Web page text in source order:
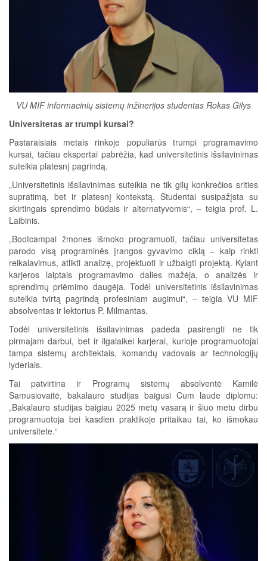
VU MIF informacinių sistemų inžinerijos studentas Rokas Gilys
Universitetas ar trumpi kursai?
Pastaraisiais metais rinkoje populiarūs trumpi programavimo
kursai, tačiau ekspertai pabrėžia, kad universitetinis išsilavinimas
suteikia platesnį pagrindą.
„Universitetinis išsilavinimas suteikia ne tik gilų konkrečios srities
supratimą, bet ir platesnį kontekstą. Studentai susipažįsta su
skirtingais sprendimo būdais ir alternatyvomis“, – teigia prof. L.
Laibinis.
„Bootcampai žmones išmoko programuoti, tačiau universitetas
parodo visą programinės įrangos gyvavimo ciklą – kaip rinkti
reikalavimus, atlikti analizę, projektuoti ir užbaigti projektą. Kylant
karjeros laiptais programavimo dalies mažėja, o analizės ir
sprendimų priėmimo daugėja. Todėl universitetinis išsilavinimas
suteikia tvirtą pagrindą profesiniam augimui“, – teigia VU MIF
absolventas ir lektorius P. Milmantas.
Todėl universitetinis išsilavinimas padeda pasirengti ne tik
pirmajam darbui, bet ir ilgalaikei karjerai, kurioje programuotojai
tampa sistemų architektais, komandų vadovais ar technologijų
lyderiais.
Tai patvirtina ir Programų sistemų absolventė Kamilė
Samusiovaitė, bakalauro studijas baigusi Cum laude diplomu:
„Bakalauro studijas baigiau 2025 metų vasarą ir šiuo metu dirbu
programuotoja bei kasdien praktikoje pritaikau tai, ko išmokau
universitete.“